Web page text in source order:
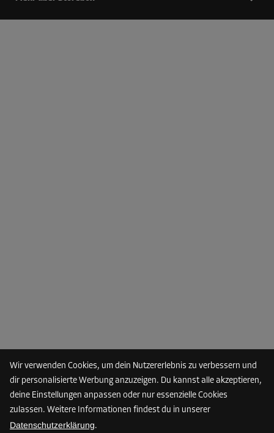
Wir verwenden Cookies, um dein Nutzererlebnis zu verbessern und
dir personalisierte Werbung anzuzeigen. Du kannst alle akzeptieren,
deine Einstellungen anpassen oder nur essenzielle Cookies
zulassen. Weitere Informationen findest du in unserer
Datenschutzerklärung.